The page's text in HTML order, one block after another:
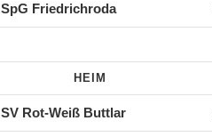
SpG Friedrichroda
HEIM
SV Rot-Weiß Buttlar